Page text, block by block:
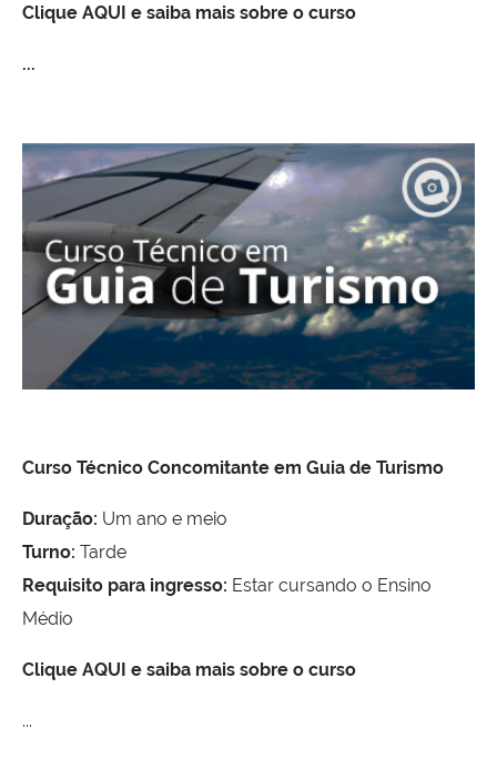
Clique AQUI e saiba mais sobre o curso
...
Curso Técnico Concomitante em Guia de Turismo
Duração: Um ano e meio
Turno: Tarde
Requisito para ingresso: Estar cursando o Ensino
Médio
Clique AQUI e saiba mais sobre o curso
...